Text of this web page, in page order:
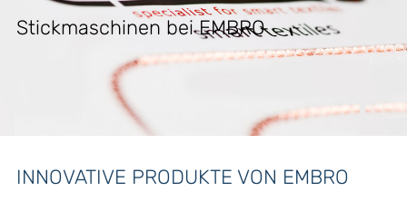
Stickmaschinen bei EMBRO
INNOVATIVE PRODUKTE VON EMBRO